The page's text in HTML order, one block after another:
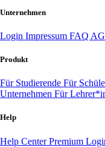
Unternehmen
Login Impressum FAQ
Produkt
Für Studierende Für
Unternehmen Für
Help
Help CenterPremium